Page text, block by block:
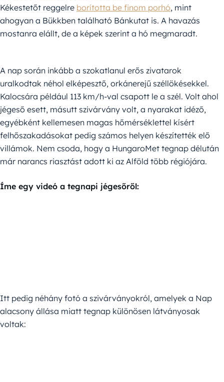
Kékestetőt reggelre borította be finom porhó, mint
ahogyan a Bükkben található Bánkutat is. A havazás
mostanra elállt, de a képek szerint a hó megmaradt.
A nap során inkább a szokatlanul erős zivatarok
uralkodtak néhol elképesztő, orkánerejű széllökésekkel.
Kalocsára például 113 km/h-val csapott le a szél. Volt ahol
jégeső esett, másutt szivárvány volt, a nyarakat idéző,
egyébként kellemesen magas hőmérséklettel kísért
felhőszakadásokat pedig számos helyen készítették elő
villámok. Nem csoda, hogy a HungaroMet tegnap délután
már narancs riasztást adott ki az Alföld több régiójára.
Íme egy videó a tegnapi jégesőről:
Itt pedig néhány fotó a szivárványokról, amelyek a Nap
alacsony állása miatt tegnap különösen látványosak
voltak: